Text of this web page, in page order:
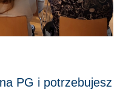
PG i potrzebujesz